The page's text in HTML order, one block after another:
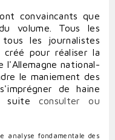
convaincants que
volume. Tous les
les journalistes
pour réaliser la
national-
le maniement des
de haine
suite consulter ou
analyse fondamentale des